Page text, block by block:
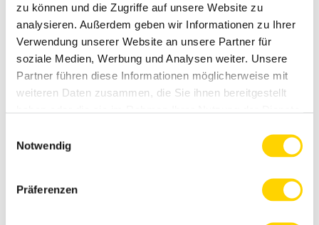
zu können und die Zugriffe auf unsere Website zu
analysieren. Außerdem geben wir Informationen zu Ihrer
Verwendung unserer Website an unsere Partner für
soziale Medien, Werbung und Analysen weiter. Unsere
Partner führen diese Informationen möglicherweise mit
weiteren Daten zusammen, die Sie ihnen bereitgestellt
Notwendig
Präferenzen
Mehr1-
Teller-
Eintöpfe
Alle Produkte entdecken